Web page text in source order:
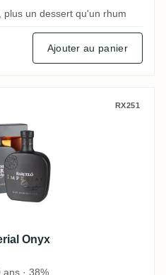
un dessert qu'un rhum
Ajouter au panier
RX251
Onyx
· 38%